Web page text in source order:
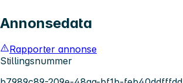
Annonsedata
Rapporter annonse
Stillingsnummer